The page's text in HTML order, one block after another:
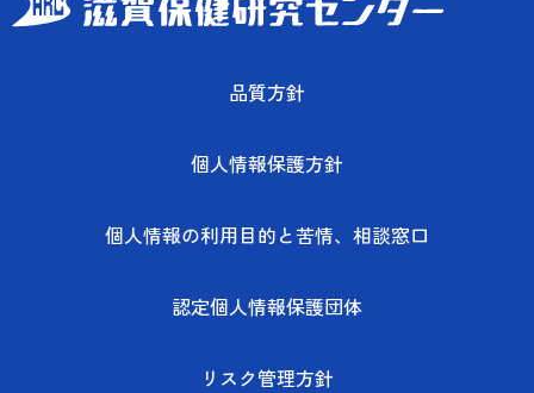
品質方針
個人情報保護方針
個人情報の利用目的と苦情、相談窓口
認定個人情報保護団体
リスク管理方針